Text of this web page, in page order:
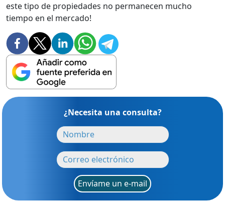
este tipo de propiedades no permanecen mucho
tiempo en el mercado!
¿Necesita una consulta?
Envíame un e-mail